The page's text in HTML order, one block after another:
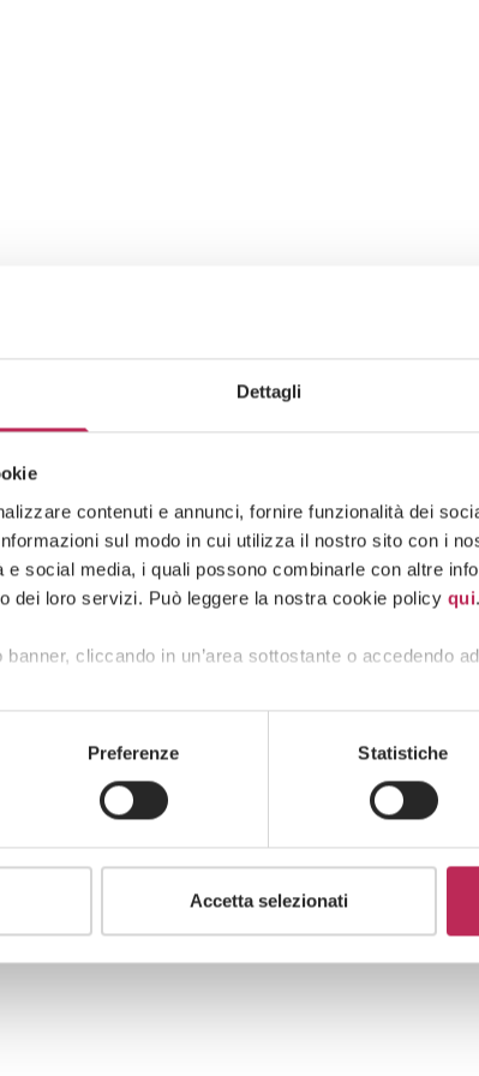
Dettagli
contenuti e annunci, fornire funzionalità dei
sul modo in cui utilizza il nostro sito con i
e social media, i quali possono combinarle con altre
dei loro servizi. Può leggere la nostra cookie policy qui.
cliccando in un’area sottostante o accedendo
Preferenze Statistiche
Accetta selezionati
la Joint